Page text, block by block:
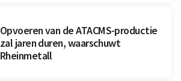
Opvoeren van de ATACMS-productie
zal jaren duren, waarschuwt
Rheinmetall